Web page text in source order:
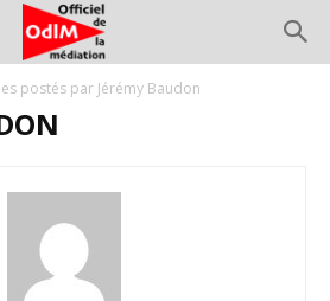
postés par Jérémy Baudon